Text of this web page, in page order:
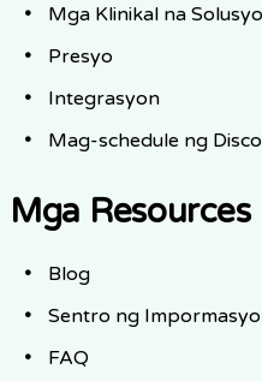
Mga Klinikal na
Presyo
Integrasyon
Mag-schedule ng
Mga Resources
Blog
Sentro ng
FAQ